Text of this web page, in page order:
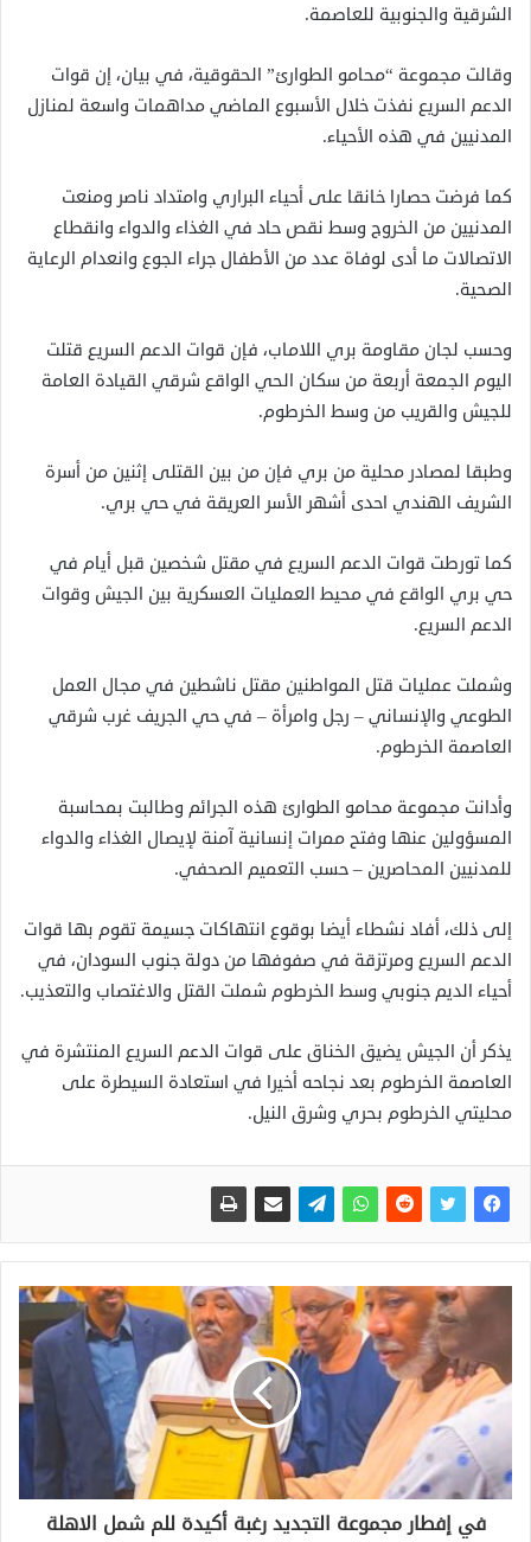
الشرقية والجنوبية للعاصمة.
وقالت مجموعة “محامو الطوارئ” الحقوقية، في بيان، إن قوات
الدعم السريع نفذت خلال الأسبوع الماضي مداهمات واسعة لمنازل
المدنيين في هذه الأحياء.
كما فرضت حصارا خانقا على أحياء البراري وامتداد ناصر ومنعت
المدنيين من الخروج وسط نقص حاد في الغذاء والدواء وانقطاع
الاتصالات ما أدى لوفاة عدد من الأطفال جراء الجوع وانعدام الرعاية
الصحية.
وحسب لجان مقاومة بري اللاماب، فإن قوات الدعم السريع قتلت
اليوم الجمعة أربعة من سكان الحي الواقع شرقي القيادة العامة
للجيش والقريب من وسط الخرطوم.
وطبقا لمصادر محلية من بري فإن من بين القتلى إثنين من أسرة
الشريف الهندي احدى أشهر الأسر العريقة في حي بري.
كما تورطت قوات الدعم السريع في مقتل شخصين قبل أيام في
حي بري الواقع في محيط العمليات العسكرية بين الجيش وقوات
الدعم السريع.
وشملت عمليات قتل المواطنين مقتل ناشطين في مجال العمل
الطوعي والإنساني – رجل وامرأة – في حي الجريف غرب شرقي
العاصمة الخرطوم.
وأدانت مجموعة محامو الطوارئ هذه الجرائم وطالبت بمحاسبة
المسؤولين عنها وفتح ممرات إنسانية آمنة لإيصال الغذاء والدواء
للمدنيين المحاصرين – حسب التعميم الصحفي.
إلى ذلك، أفاد نشطاء أيضا بوقوع انتهاكات جسيمة تقوم بها قوات
الدعم السريع ومرتزقة في صفوفها من دولة جنوب السودان، في
أحياء الديم جنوبي وسط الخرطوم شملت القتل والاغتصاب والتعذيب.
يذكر أن الجيش يضيق الخناق على قوات الدعم السريع المنتشرة في
العاصمة الخرطوم بعد نجاحه أخيرا في استعادة السيطرة على
محليتي الخرطوم بحري وشرق النيل.
في إفطار مجموعة التجديد رغبة أكيدة للم شمل الاهلة